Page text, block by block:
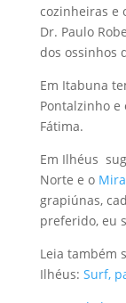
cozinheiras e
Dr. Paulo
dos ossinhos
Em Itabuna
Pontalzinho e
Fátima.
Em Ilhéus
Norte e o
grapiúnas,
preferido, eu
Leia também
Ilhéus: Surf,